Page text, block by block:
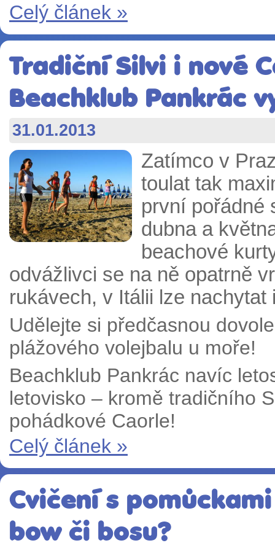
Celý článek »
Tradiční Silvi i nové
Beachklub Pankrác
31.01.2013
Zatímco v
toulat tak
první pořádné
dubna a
beachové
odvážlivci se na ně opatrně
rukávech, v Itálii lze nachytat
Udělejte si předčasnou
plážového volejbalu u moře!
Beachklub Pankrác navíc
letovisko – kromě tradičního
pohádkové Caorle!
Celý článek »
Cvičení s
bow či bosu?